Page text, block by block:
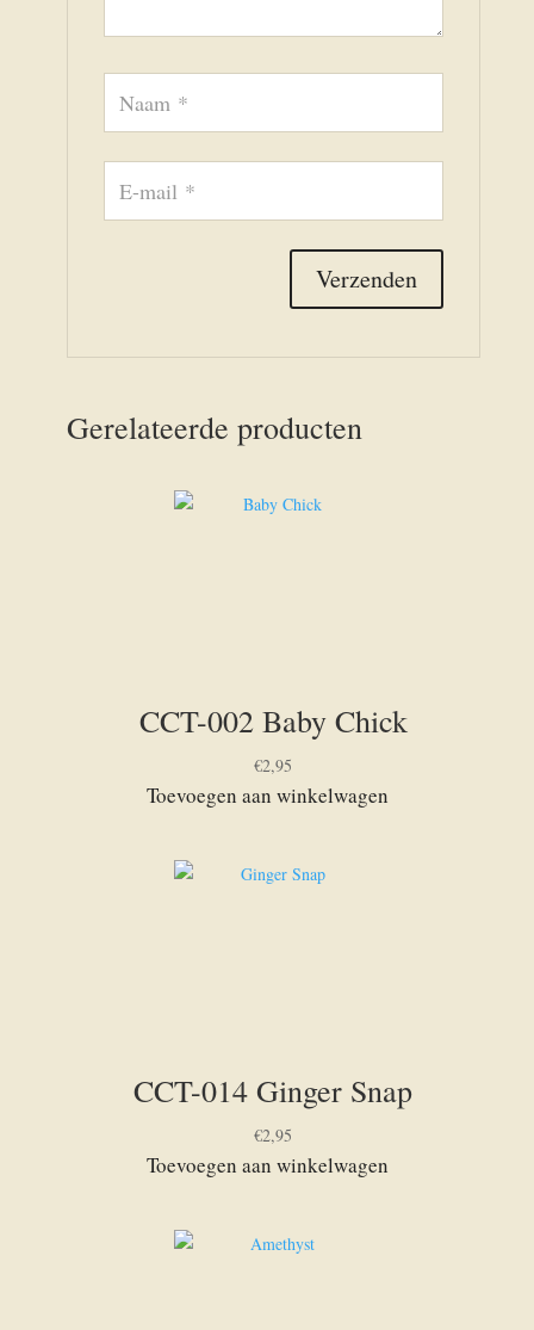
Gerelateerde producten
CCT-002 Baby Chick
€2,95
Toevoegen aan winkelwagen
CCT-014 Ginger Snap
€2,95
Toevoegen aan winkelwagen